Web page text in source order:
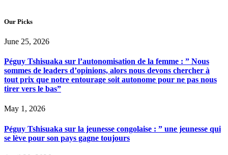
Our Picks
June 25, 2026
Péguy Tshisuaka sur l’autonomisation de la femme : ” Nous
sommes de leaders d’opinions, alors nous devons chercher à
tout prix que notre entourage soit autonome pour ne pas nous
tirer vers le bas”
May 1, 2026
Péguy Tshisuaka sur la jeunesse congolaise : ” une jeunesse qui
se lève pour son pays gagne toujours